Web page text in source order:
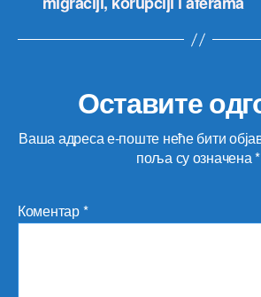
Оставите
Ваша адреса е-поште неће бити
поља су означена*
Коментар*